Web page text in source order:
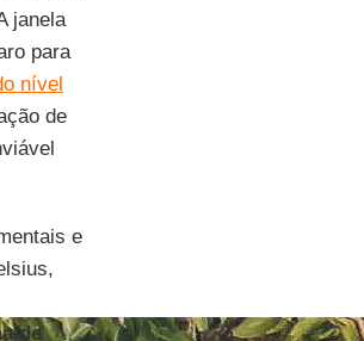
janela
para
nível
de
e
de